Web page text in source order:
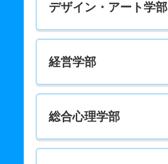
デザイン・アート学部
経営学部
総合心理学部